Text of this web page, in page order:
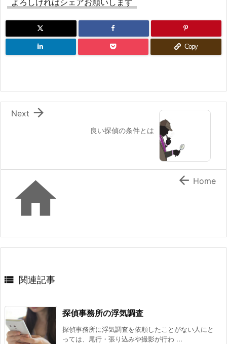
Copy
良い探偵の条件とは

Next
  Home
 関連記事
探偵事務所の浮気調査
探偵事務所に浮気調査を依頼したことがない人にと
っては、尾行・張り込みや撮影が行わ ...